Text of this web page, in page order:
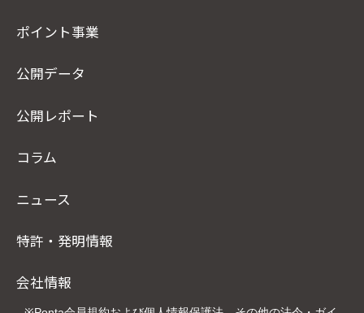
ポイント事業
公開データ
公開レポート
コラム
ニュース
特許・発明情報
会社情報